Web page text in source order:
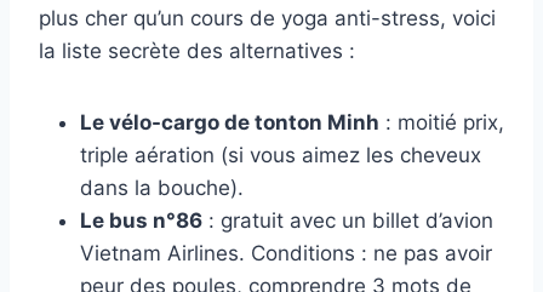
plus cher qu’un cours de yoga anti-stress, voici
la liste secrète des alternatives :
Le vélo-cargo de tonton Minh : moitié prix,
triple aération (si vous aimez les cheveux
dans la bouche).
Le bus n°86 : gratuit avec un billet d’avion
Vietnam Airlines. Conditions : ne pas avoir
peur des poules, comprendre 3 mots de